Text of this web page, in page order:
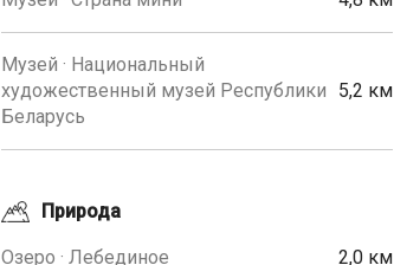
Музей · Национальный
художественный музей Республики
Беларусь
5,2 км
Природа
Озеро · Лебединое 2,0 км